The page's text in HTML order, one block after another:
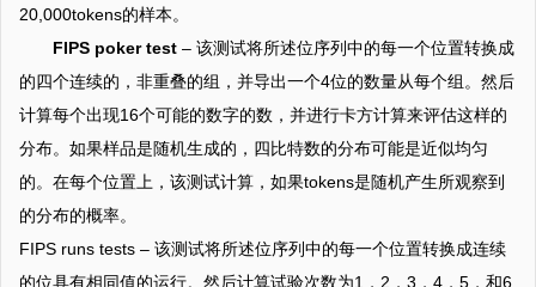
20,000tokens的样本。
FIPS poker test – 该测试将所述位序列中的每一个位置转换成
的四个连续的，非重叠的组，并导出一个4位的数量从每个组。然后
计算每个出现16个可能的数字的数，并进行卡方计算来评估这样的
分布。如果样品是随机生成的，四比特数的分布可能是近似均匀
的。在每个位置上，该测试计算，如果tokens是随机产生所观察到
的分布的概率。
FIPS runs tests – 该测试将所述位序列中的每一个位置转换成连续
的位具有相同值的运行。然后计算试验次数为1，2，3，4，5，和6